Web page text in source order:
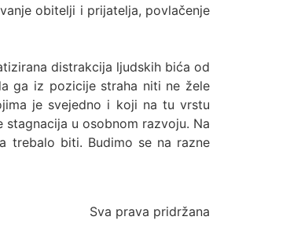
obitelji i prijatelja, povlačenje
distrakcija ljudskih bića od
ga iz pozicije straha niti ne žele
je svejedno i koji na tu vrstu
u osobnom razvoju. Na
trebalo biti. Budimo se na razne
Sva prava pridržana